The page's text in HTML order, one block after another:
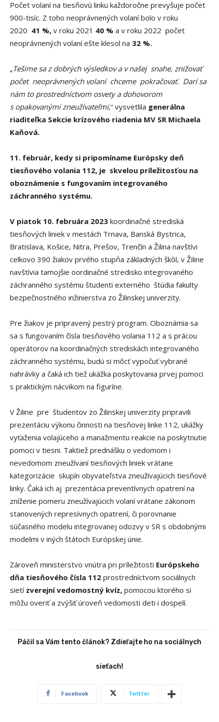
Počet volaní na tiesňovú linku každoročne prevyšuje počet
900-tisíc. Z toho neoprávnených volaní bolo v roku
2020 41 %, v roku 2021 40 % a v roku 2022 počet
neoprávnených volaní ešte klesol na 32 %.
„Tešíme sa z dobrých výsledkov a v našej snahe, znižovať
počet neoprávnených volaní chceme pokračovať. Darí sa
nám to prostredníctvom osvety a dohovorom
s opakovanými zneužívateľmi,“ vysvetlila generálna
riaditeľka Sekcie krízového riadenia MV SR Michaela
Kaňová.
11. február, kedy si pripomíname Európsky deň
tiesňového volania 112, je skvelou príležitosťou na
oboznámenie s fungovaním integrovaného
záchranného systému.
V piatok 10. februára 2023 koordinačné strediská
tiesňových liniek v mestách Trnava, Banská Bystrica,
Bratislava, Košice, Nitra, Prešov, Trenčín a Žilina navštívi
celkovo 390 žiakov prvého stupňa základných škôl, v Žiline
navštívia tamojšie oordinačné stredisko integrovaného
záchranného systému študenti externého štúdia fakulty
bezpečnostného inžinierstva zo Žilinskej univerzity.
Pre žiakov je pripravený pestrý program. Oboznámia sa
sa s fungovaním čísla tiesňového volania 112 a s prácou
operátorov na koordinačných strediskách integrovaného
záchranného systému, budú si môcť vypočuť vybrané
nahrávky a čaká ich tiež ukážka poskytovania prvej pomoci
s praktickým nácvikom na figuríne.
V Žiline pre študentov zo Žilinskej univerzity pripravili
prezentáciu výkonu činnosti na tiesňovej linke 112, ukážky
vyťaženia volajúceho a manažmentu reakcie na poskytnutie
pomoci v tiesni. Taktiež prednášku o vedomom i
nevedomom zneužívaní tiesňových liniek vrátane
kategorizácie skupín obyvateľstva zneužívajúcich tiesňové
linky. Čaká ich aj prezentácia preventívnych opatrení na
zníženie pomeru zneužívajúcich volaní vrátane zákonom
stanovených represívnych opatrení, či porovnanie
súčasného modelu integrovanej odozvy v SR s obdobnými
modelmi v iných štátoch Európskej únie.
Zároveň ministerstvo vnútra pri príležitosti Európskeho
dňa tiesňového čísla 112 prostredníctvom sociálnych
sietí zverejní vedomostný kvíz, pomocou ktorého si
môžu overiť a zvýšiť úroveň vedomosti deti i dospelí.
Páčil sa Vám tento článok? Zdieľajte ho na sociálnych
sieťach!
Facebook Twitter